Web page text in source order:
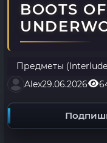
BOOTS
Предметы
Alex29.06.2026